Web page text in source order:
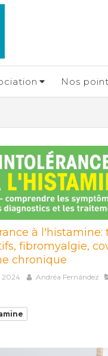
Nos
à l'histamine:
fibromyalgie,
chronique
2024 Andréa Fernández